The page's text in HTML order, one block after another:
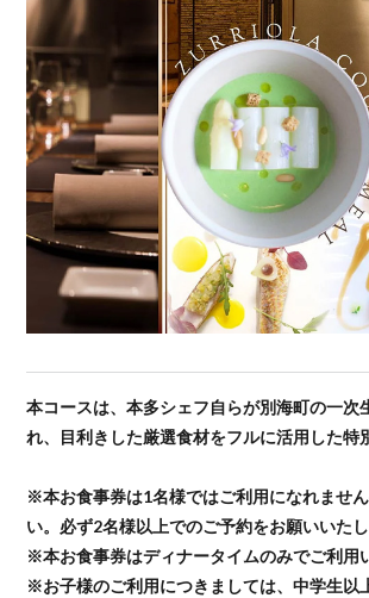
本コースは、本多シェフ自らが別海町の一次
れ、目利きした厳選食材をフルに活用した特
※本お食事券は1名様ではご利用になれませ
い。必ず2名様以上でのご予約をお願いいたし
※本お食事券はディナータイムのみでご利用
※お子様のご利用につきましては、中学生以